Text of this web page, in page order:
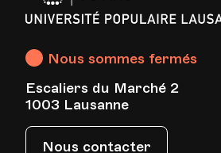
Av. de Cour 33
Date08.05.2024
HEP - Haute Ecole
1005, Lausanne
Nous sommes fermés
Escaliers du Marché 2
1003 Lausanne
Nous contacter